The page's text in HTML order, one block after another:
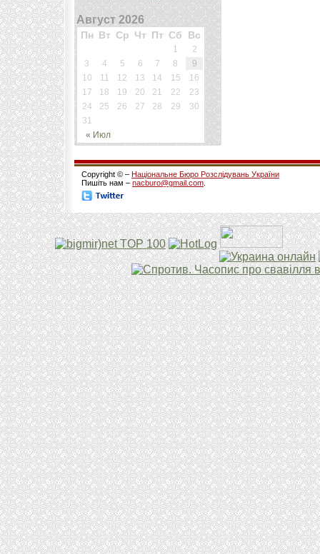
Август 2026
Пн Вт Ср Чт Пт Сб Вс
« Июл
1
2
3
4 5 6 7 8
9
10
11 12 13 14 15
16
17
18 19 20 21 22
23
24
25 26 27 28 29
30
31
Copyright © – Національне Бюро Розслідувань України
Пишіть нам – nacburo@gmail.com